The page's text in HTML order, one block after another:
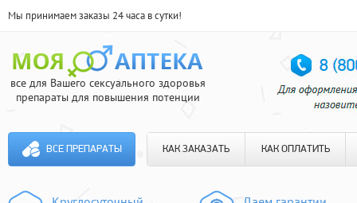
Мы принимаем заказы 24 часа в сутки!
все для Вашего сексуального здоровья
препараты для повышения потенции
ВСЕ ПРЕПАРАТЫ КАК ЗАКАЗАТЬ КАК ОПЛАТИТЬ